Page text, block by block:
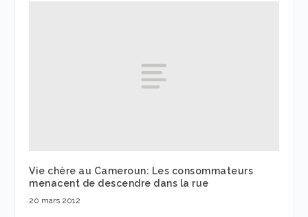
Vie chère au Cameroun: Les consommateurs
menacent de descendre dans la rue
20 mars 2012